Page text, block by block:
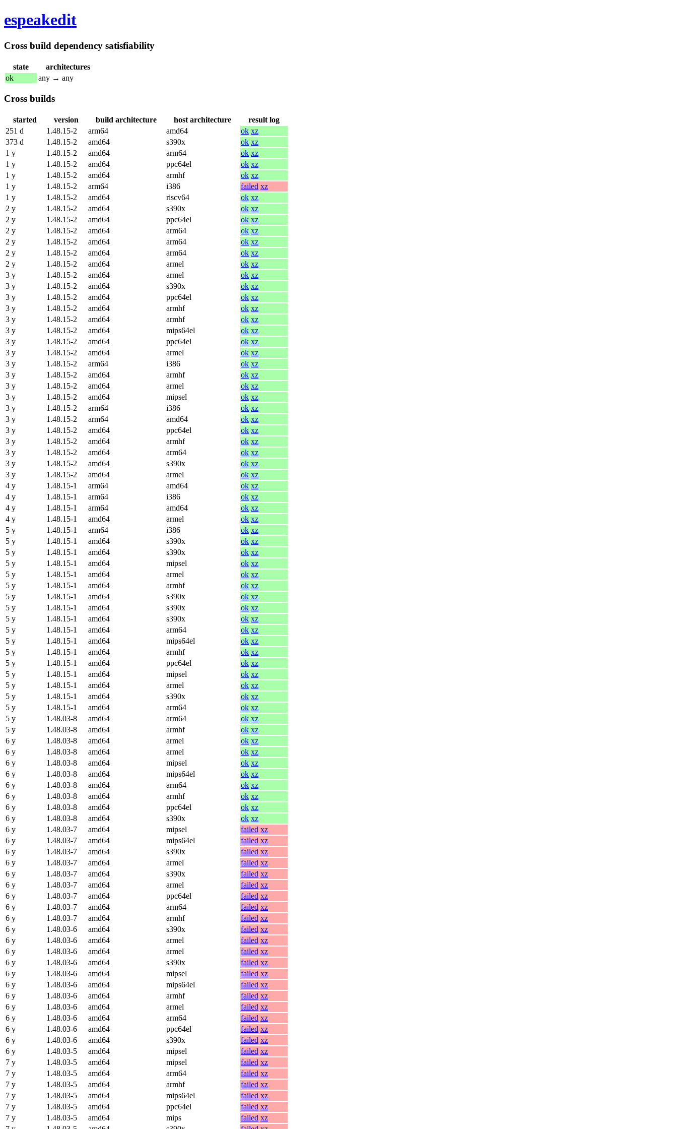
espeakedit
Cross build dependency satisfiability
state
architectures
ok
any → any
Cross builds
started version build architecture host architecture
result log
251 d
1.48.15-2 arm64 amd64 ok xz
373 d
1.48.15-2 amd64 s390x ok xz
1 y
1.48.15-2 amd64 arm64 ok xz
1 y
1.48.15-2 amd64 ppc64el ok xz
1 y
1.48.15-2 amd64 armhf ok xz
1 y
1.48.15-2 arm64 i386 failed xz
1 y
1.48.15-2 amd64 riscv64 ok xz
2 y
1.48.15-2 amd64 s390x ok xz
2 y
1.48.15-2 amd64 ppc64el ok xz
2 y
1.48.15-2 amd64 arm64 ok xz
2 y
1.48.15-2 amd64 arm64 ok xz
2 y
1.48.15-2 amd64 arm64 ok xz
2 y
1.48.15-2 amd64 armel ok xz
3 y
1.48.15-2 amd64 armel ok xz
3 y
1.48.15-2 amd64 s390x ok xz
3 y
1.48.15-2 amd64 ppc64el ok xz
3 y
1.48.15-2 amd64 armhf ok xz
3 y
1.48.15-2 amd64 armhf ok xz
3 y
1.48.15-2 amd64 mips64el ok xz
3 y
1.48.15-2 amd64 ppc64el ok xz
3 y
1.48.15-2 amd64 armel ok xz
3 y
1.48.15-2 arm64 i386 ok xz
3 y
1.48.15-2 amd64 armhf ok xz
3 y
1.48.15-2 amd64 armel ok xz
3 y
1.48.15-2 amd64 mipsel ok xz
3 y
1.48.15-2 arm64 i386 ok xz
3 y
1.48.15-2 arm64 amd64 ok xz
3 y
1.48.15-2 amd64 ppc64el ok xz
3 y
1.48.15-2 amd64 armhf ok xz
3 y
1.48.15-2 amd64 arm64 ok xz
3 y
1.48.15-2 amd64 s390x ok xz
3 y
1.48.15-2 amd64 armel ok xz
4 y
1.48.15-1 arm64 amd64 ok xz
4 y
1.48.15-1 arm64 i386 ok xz
4 y
1.48.15-1 arm64 amd64 ok xz
4 y
1.48.15-1 amd64 armel ok xz
5 y
1.48.15-1 arm64 i386 ok xz
5 y
1.48.15-1 amd64 s390x ok xz
5 y
1.48.15-1 amd64 s390x ok xz
5 y
1.48.15-1 amd64 mipsel ok xz
5 y
1.48.15-1 amd64 armel ok xz
5 y
1.48.15-1 amd64 armhf ok xz
5 y
1.48.15-1 amd64 s390x ok xz
5 y
1.48.15-1 amd64 s390x ok xz
5 y
1.48.15-1 amd64 s390x ok xz
5 y
1.48.15-1 amd64 arm64 ok xz
5 y
1.48.15-1 amd64 mips64el ok xz
5 y
1.48.15-1 amd64 armhf ok xz
5 y
1.48.15-1 amd64 ppc64el ok xz
5 y
1.48.15-1 amd64 mipsel ok xz
5 y
1.48.15-1 amd64 armel ok xz
5 y
1.48.15-1 amd64 s390x ok xz
5 y
1.48.15-1 amd64 arm64 ok xz
5 y
1.48.03-8 amd64 arm64 ok xz
5 y
1.48.03-8 amd64 armhf ok xz
6 y
1.48.03-8 amd64 armel ok xz
6 y
1.48.03-8 amd64 armel ok xz
6 y
1.48.03-8 amd64 mipsel ok xz
6 y
1.48.03-8 amd64 mips64el ok xz
6 y
1.48.03-8 amd64 arm64 ok xz
6 y
1.48.03-8 amd64 armhf ok xz
6 y
1.48.03-8 amd64 ppc64el ok xz
6 y
1.48.03-8 amd64 s390x ok xz
6 y
1.48.03-7 amd64 mipsel failed xz
6 y
1.48.03-7 amd64 mips64el failed xz
6 y
1.48.03-7 amd64 s390x failed xz
6 y
1.48.03-7 amd64 armel failed xz
6 y
1.48.03-7 amd64 s390x failed xz
6 y
1.48.03-7 amd64 armel failed xz
6 y
1.48.03-7 amd64 ppc64el failed xz
6 y
1.48.03-7 amd64 arm64 failed xz
6 y
1.48.03-7 amd64 armhf failed xz
6 y
1.48.03-6 amd64 s390x failed xz
6 y
1.48.03-6 amd64 armel failed xz
6 y
1.48.03-6 amd64 armel failed xz
6 y
1.48.03-6 amd64 s390x failed xz
6 y
1.48.03-6 amd64 mipsel failed xz
6 y
1.48.03-6 amd64 mips64el failed xz
6 y
1.48.03-6 amd64 armhf failed xz
6 y
1.48.03-6 amd64 armel failed xz
6 y
1.48.03-6 amd64 arm64 failed xz
6 y
1.48.03-6 amd64 ppc64el failed xz
6 y
1.48.03-6 amd64 s390x failed xz
6 y
1.48.03-5 amd64 mipsel failed xz
7 y
1.48.03-5 amd64 mipsel failed xz
7 y
1.48.03-5 amd64 arm64 failed xz
7 y
1.48.03-5 amd64 armhf failed xz
7 y
1.48.03-5 amd64 mips64el failed xz
7 y
1.48.03-5 amd64 ppc64el failed xz
7 y
1.48.03-5 amd64 mips failed xz